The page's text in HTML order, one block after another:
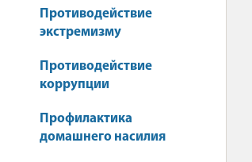
Противодействие
экстремизму
Противодействие
коррупции
Профилактика
домашнего насилия